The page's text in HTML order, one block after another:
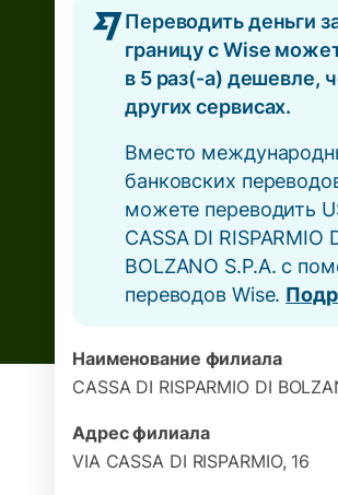
Переводить деньги
границу с Wise
в 5 раз(-а) дешевле,
других сервисах.
Вместо
банковских
можете переводить
CASSA DI RISPARMIO
BOLZANO S.P.A. с
переводов Wise.
Наименование филиала
CASSA DI RISPARMIO DI
Адрес филиала
VIA CASSA DI RISPARMIO, 16